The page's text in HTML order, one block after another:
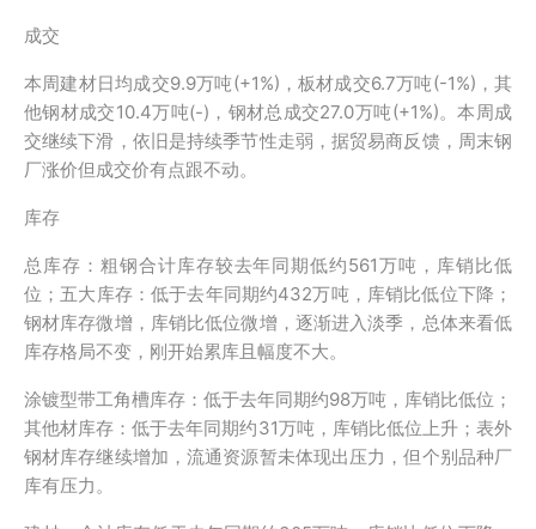
成交
本周建材日均成交9.9万吨(+1%)，板材成交6.7万吨(-1%)，其
他钢材成交10.4万吨(-)，钢材总成交27.0万吨(+1%)。本周成
交继续下滑，依旧是持续季节性走弱，据贸易商反馈，周末钢
厂涨价但成交价有点跟不动。
库存
总库存：粗钢合计库存较去年同期低约561万吨，库销比低
位；五大库存：低于去年同期约432万吨，库销比低位下降；
钢材库存微增，库销比低位微增，逐渐进入淡季，总体来看低
库存格局不变，刚开始累库且幅度不大。
涂镀型带工角槽库存：低于去年同期约98万吨，库销比低位；
其他材库存：低于去年同期约31万吨，库销比低位上升；表外
钢材库存继续增加，流通资源暂未体现出压力，但个别品种厂
库有压力。